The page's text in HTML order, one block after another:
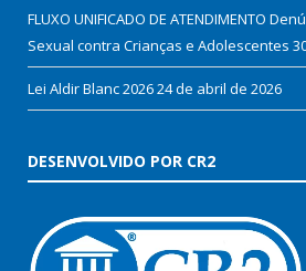
FLUXO UNIFICADO DE ATENDIMENTO
Sexual contra Crianças e Adolescentes
Lei Aldir Blanc 202624 de abril de 2026
DESENVOLVIDO POR CR2